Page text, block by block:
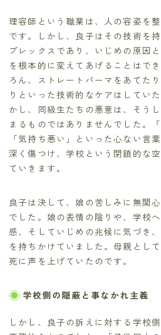
理容師という職業は、人の容姿を
です。しかし、良子はその技術を
プレックスであり、いじめの原因
を根本的に変えてあげることはで
ろん、ストレートパーマをあてた
りといった技術的なケアはしてい
かし、同級生たちの悪意は、そう
まるものではありませんでした。
「気持ち悪い」といった心ない言
深く傷つけ、学校という閉鎖的な
ていきます。
良子は決して、娘の苦しみに無関
でした。娘の表情の陰りや、学校
感、そしていじめの兆候に気づき
を持ちかけていました。母親とし
死に声を上げていたのです。
学校側の隠蔽と事なかれ主義
しかし、良子の訴えに対する学校